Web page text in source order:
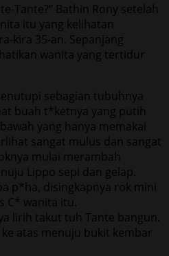
Tante?” Bathin Rony setelah
itu yang kelihatan
kira 35-an. Sepanjang
wanita yang tertidur
sebagian tubuhnya
buah t*ketnya yang putih
yang hanya memakai
sangat mulus dan sangat
mulai merambah
Lippo sepi dan gelap.
p*ha, disingkapnya rok mini
C* wanita itu.
lirih takut tuh Tante bangun.
atas menuju bukit kembar